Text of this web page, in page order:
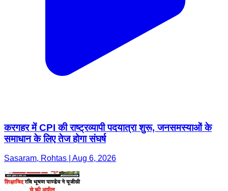
करगहर में CPI की राष्ट्रव्यापी पदयात्रा शुरू, जनसमस्याओं के
समाधान के लिए तेज होगा संघर्ष
Sasaram, Rohtas | Aug 6, 2026